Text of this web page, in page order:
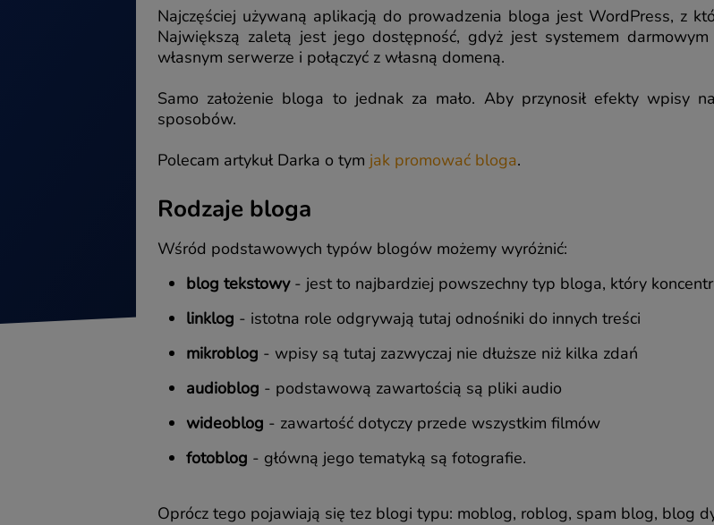
Najczęściej używaną aplikacją do prowadzenia bloga jest WordPress, z
Największą zaletą jest jego dostępność, gdyż jest systemem
własnym serwerze i połączyć z własną domeną.
Samo założenie bloga to jednak za mało. Aby przynosił efekty wpisy
sposobów.
Polecam artykuł Darka o tym jak promować bloga.
Rodzaje bloga
Wśród podstawowych typów blogów możemy wyróżnić:
blog tekstowy- jest to najbardziej powszechny typ bloga, który
linklog - istotna role odgrywają tutaj odnośniki do innych treści
mikroblog - wpisy są tutaj zazwyczaj nie dłuższe niż kilka zdań
audioblog - podstawową zawartością są pliki audio
wideoblog - zawartość dotyczy przede wszystkim filmów
fotoblog - główną jego tematyką są fotografie.
Oprócz tego pojawiają się tez blogi typu: moblog, roblog, spam blog, blog